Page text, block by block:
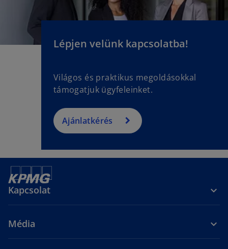
Lépjen velünk kapcsolatba!
Világos és praktikus megoldásokkal
támogatjuk ügyfeleinket.
Ajánlatkérés
Kapcsolat
Média